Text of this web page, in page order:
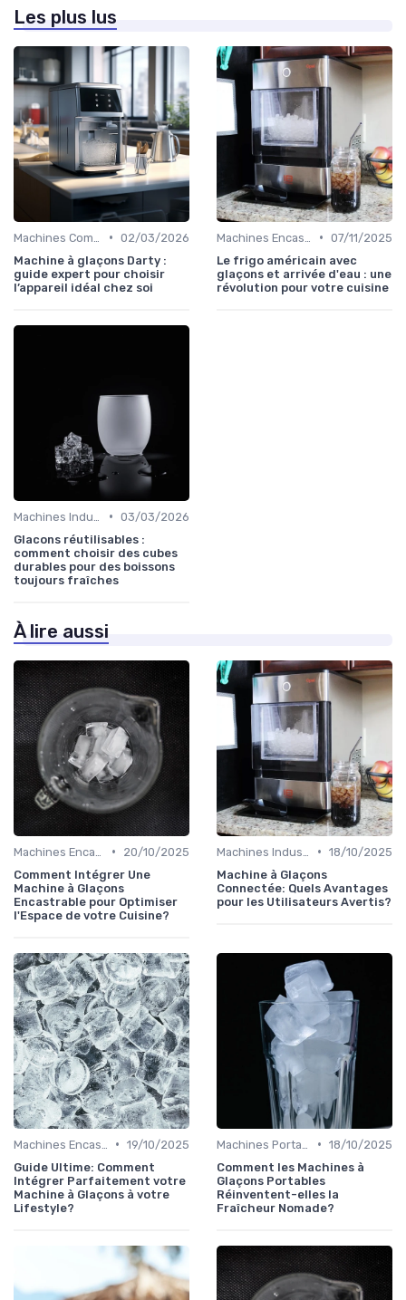
Les plus lus
• 02/03/2026
Machine à glaçons Darty :
guide expert pour choisir
l’appareil idéal chez soi
• 07/11/2025
Le frigo américain avec
glaçons et arrivée d'eau : une
révolution pour votre cuisine
• 03/03/2026
Glacons réutilisables :
comment choisir des cubes
durables pour des boissons
toujours fraîches
À lire aussi
•
20/10/2025
Comment Intégrer Une
Machine à Glaçons
Encastrable pour Optimiser
l'Espace de votre Cuisine?
• 18/10/2025
Machine à Glaçons
Connectée: Quels Avantages
pour les Utilisateurs Avertis?
• 19/10/2025
Guide Ultime: Comment
Intégrer Parfaitement votre
Machine à Glaçons à votre
Lifestyle?
• 18/10/2025
Comment les Machines à
Glaçons Portables
Réinventent-elles la
Fraîcheur Nomade?